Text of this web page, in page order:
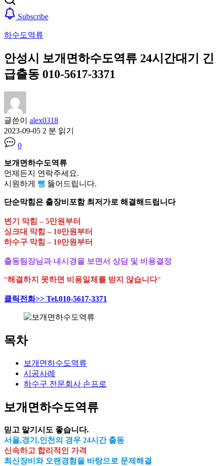
Subscribe
하수도역류
안성시 보개면하수도역류 24시간대기 긴
급출동 010-5617-3371
글쓴이 alex0318
2023-09-05 2 분 읽기
0
보개면하수도역류
언제든지 연락주세요.
시원하게 뻥 뚫어드립니다.
단순막힘은 출장비포함 최저가로 해결해드립니다
변기 막힘 – 5만원부터
싱크대 막힘 – 10만원부터
하수구 막힘 – 10만원부터
출동팀장님과 내시경을 보면서 상담 및 비용결정
“해결하지 못하면 비용일체를 받지 않습니다“
클릭전화>> Tel.010-5617-3371
목차
보개면하수도역류
시공사례
하수구 전문회사 손프로
보개면하수도역류
믿고 맡기시도 좋습니다.
서울,경기,인천의 경우 24시간 출동
신속하고 합리적인 가격
최신장비와 오랜경험을 바탕으로 문제해결